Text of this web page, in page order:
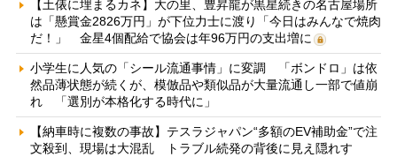
【土俵に埋まるカネ】大の里、豊昇龍が黒星続きの名古屋場所
は「懸賞金2826万円」が下位力士に渡り「今日はみんなで焼肉
だ！」 金星4個配給で協会は年96万円の支出増に
小学生に人気の「シール流通事情」に変調 「ボンドロ」は依
然品薄状態が続くが、模倣品や類似品が大量流通し一部で値崩
れ 「選別が本格化する時代に」
【納車時に複数の事故】テスラジャパン“多額のEV補助金”で注
文殺到、現場は大混乱 トラブル続発の背後に見え隠れす